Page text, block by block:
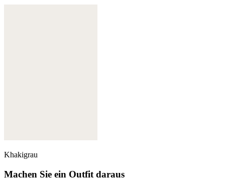
Khakigrau
Machen Sie ein Outfit daraus